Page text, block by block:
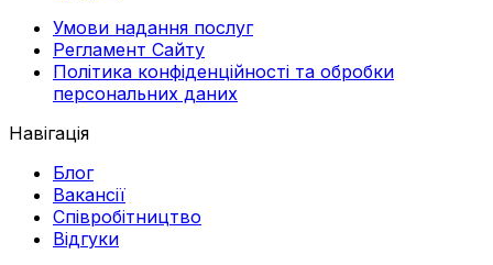
Умови надання послуг
Регламент Сайту
Політика конфіденційності та обробки
персональних даних
Навігація
Блог
Вакансії
Співробітництво
Відгуки